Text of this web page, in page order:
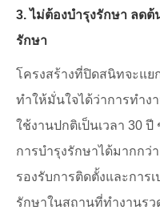
3. ไม่ต้องบำรุงรักษา ลด
รักษา
โครงสร้างที่ปิดสนิทจะแ
ทำให้มั่นใจได้ว่าการทำง
ใช้งานปกติเป็นเวลา 30
การบำรุงรักษาได้มากกว่
รองรับการติดตั้งและการ
รักษาในสถานที่ทำงานรว